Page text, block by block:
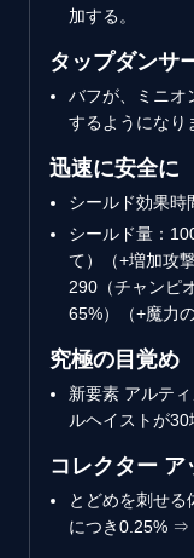
加する。
タップダンサ
バフが、ミニオ
するようになり
迅速に安全に
シールド効果
シールド量：
て）（+増加攻
290（チャンピ
65%）（+魔力の
究極の目覚め
新要素 アルテ
ルヘイストが30
コレクター ア
とどめを刺せる
につき0.25% ⇒